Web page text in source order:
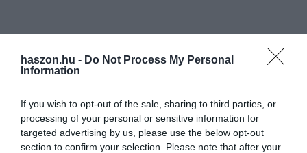
haszon.hu - Do Not Process My Personal
Information
If you wish to opt-out of the sale, sharing to third parties, or
processing of your personal or sensitive information for
targeted advertising by us, please use the below opt-out
section to confirm your selection. Please note that after your